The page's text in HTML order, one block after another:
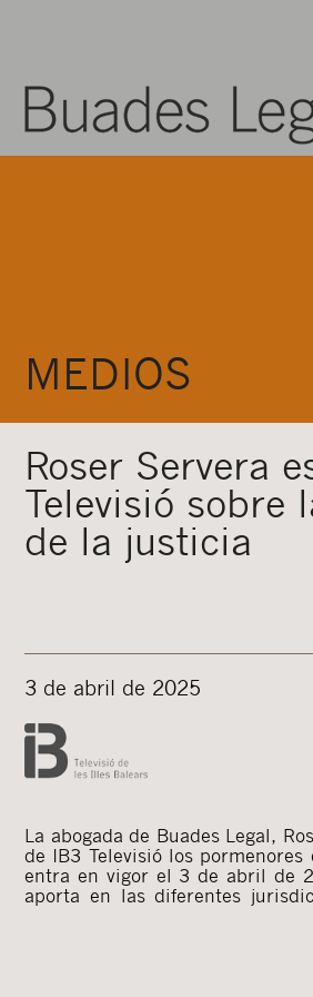
MEDIOS
Roser Servera
Televisió sobre
de la justicia
3 de abril de 2025
La abogada de Buades Legal,
de IB3 Televisió los
entra en vigor el 3 de abril de
aporta en las diferentes
obligatoriedad, en los ámbitos